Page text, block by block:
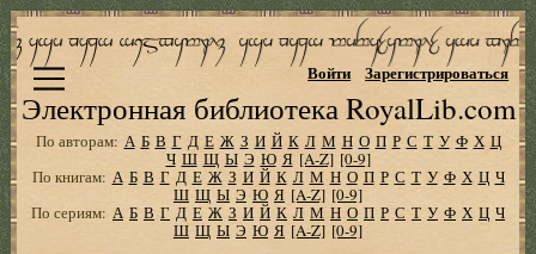
Электронная библиотека RoyalLib.com
Войти Зарегистрироваться
По авторам: А Б В Г Д Е Ж З И Й К Л М Н О П Р С Т У Ф Х Ц
Ч Ш Щ Ы Э Ю Я [A-Z] [0-9]
По книгам: А Б В Г Д Е Ж З И Й К Л М Н О П Р С Т У Ф Х Ц Ч
Ш Щ Ы Э Ю Я [A-Z] [0-9]
По сериям: А Б В Г Д Е Ж З И Й К Л М Н О П Р С Т У Ф Х Ц Ч
Ш Щ Ы Э Ю Я [A-Z] [0-9]